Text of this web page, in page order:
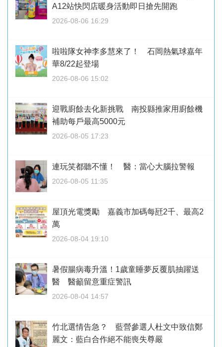
A12站快閃店暖身活動即日搶先開跑
2026-08-06 16:29
啦啦隊女神李多慧來了！ 石岡熱氣球嘉年
華8/22起登場
2026-08-06 15:02
迎戰廚餘去化新挑戰 南投縣推家用廚餘機
補助每戶最高5000元
2026-08-05 17:23
連玩笑都聽不懂！ 醫：當心大腦拉警報
2026-08-05 11:35
屋頂光電獎勵 嘉義市加碼每瓩2千、最高2
萬
2026-08-04 19:10
暑假腸病毒升溫！1歲童睡夢反覆肌抽躍送
醫 醫籲留意重症警訊
2026-08-04 14:57
竹北選情告急？ 藍營參選人杜文中致信鄭
麗文：藍白合作絕不能喪失尊嚴